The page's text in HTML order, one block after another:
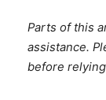
Parts of this
assistance.
before